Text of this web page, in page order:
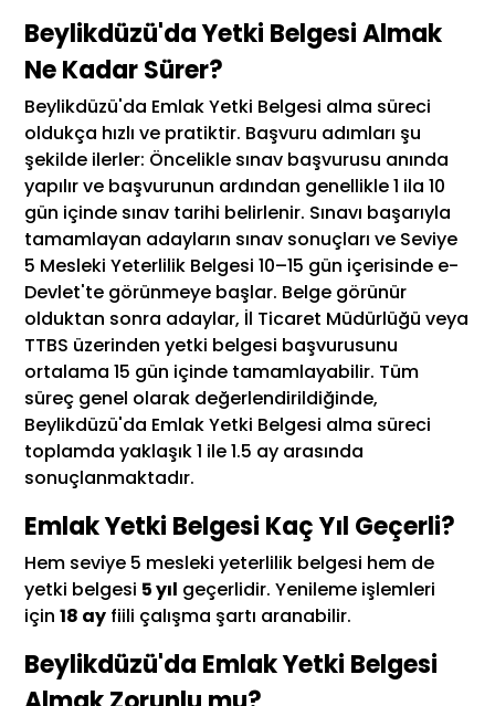
Beylikdüzü'da Yetki Belgesi Almak
Ne Kadar Sürer?
Beylikdüzü'da Emlak Yetki Belgesi alma süreci
oldukça hızlı ve pratiktir. Başvuru adımları şu
şekilde ilerler: Öncelikle sınav başvurusu anında
yapılır ve başvurunun ardından genellikle 1 ila 10
gün içinde sınav tarihi belirlenir. Sınavı başarıyla
tamamlayan adayların sınav sonuçları ve Seviye
5 Mesleki Yeterlilik Belgesi 10–15 gün içerisinde e-
Devlet'te görünmeye başlar. Belge görünür
olduktan sonra adaylar, İl Ticaret Müdürlüğü veya
TTBS üzerinden yetki belgesi başvurusunu
ortalama 15 gün içinde tamamlayabilir. Tüm
süreç genel olarak değerlendirildiğinde,
Beylikdüzü'da Emlak Yetki Belgesi alma süreci
toplamda yaklaşık 1 ile 1.5 ay arasında
sonuçlanmaktadır.
Emlak Yetki Belgesi Kaç Yıl Geçerli?
Hem seviye 5 mesleki yeterlilik belgesi hem de
yetki belgesi 5 yıl geçerlidir. Yenileme işlemleri
için18 ay fiili çalışma şartı aranabilir.
Beylikdüzü'da Emlak Yetki Belgesi